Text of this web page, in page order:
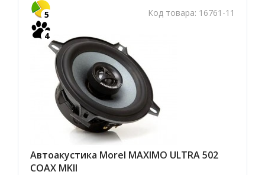
Код товара: 16761-11
5
4
Автоакустика Morel MAXIMO ULTRA 502
COAX MKII